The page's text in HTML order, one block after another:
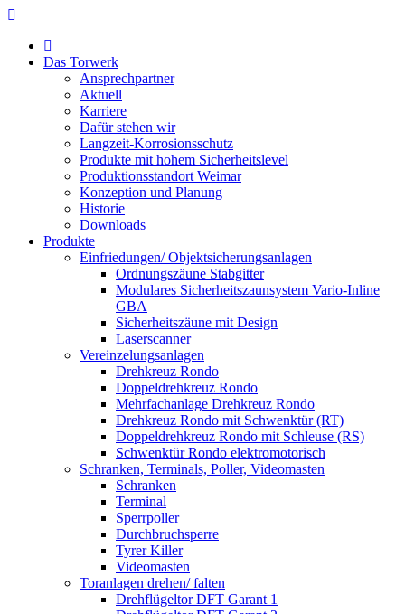
Das Torwerk
Ansprechpartner
Aktuell
Karriere
Dafür stehen wir
Langzeit-Korrosionsschutz
Produkte mit hohem Sicherheitslevel
Produktionsstandort Weimar
Konzeption und Planung
Historie
Downloads
Produkte
Einfriedungen/ Objektsicherungsanlagen
Ordnungszäune Stabgitter
Modulares Sicherheitszaunsystem Vario-Inline
GBA
Sicherheitszäune mit Design
Laserscanner
Vereinzelungsanlagen
Drehkreuz Rondo
Doppeldrehkreuz Rondo
Mehrfachanlage Drehkreuz Rondo
Drehkreuz Rondo mit Schwenktür (RT)
Doppeldrehkreuz Rondo mit Schleuse (RS)
Schwenktür Rondo elektromotorisch
Schranken, Terminals, Poller, Videomasten
Schranken
Terminal
Sperrpoller
Durchbruchsperre
Tyrer Killer
Videomasten
Toranlagen drehen/ falten
Drehflügeltor DFT Garant 1